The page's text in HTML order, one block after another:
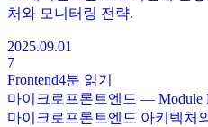
처와 모니터링 전략.
2025.09.01
7
Frontend4분 읽기
마이크로프론트엔드 — Module
마이크로프론트엔드 아키텍처